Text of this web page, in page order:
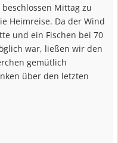
Mittag zu
Heimreise. Da der Wind
und ein Fischen bei 70
war, ließen wir den
gemütlich
über den letzten